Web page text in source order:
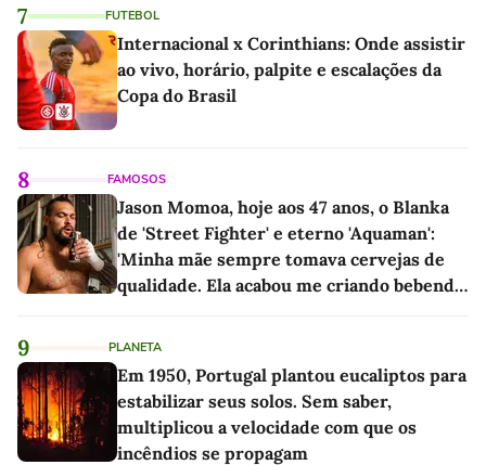
7 FUTEBOL
Internacional x Corinthians: Onde assistir
ao vivo, horário, palpite e escalações da
Copa do Brasil
8 FAMOSOS
Jason Momoa, hoje aos 47 anos, o Blanka
de 'Street Fighter' e eterno 'Aquaman':
'Minha mãe sempre tomava cervejas de
qualidade. Ela acabou me criando bebendo
9 PLANETA
Em 1950, Portugal plantou eucaliptos para
estabilizar seus solos. Sem saber,
multiplicou a velocidade com que os
incêndios se propagam